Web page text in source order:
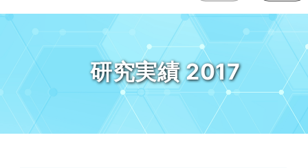
研究実績 2017